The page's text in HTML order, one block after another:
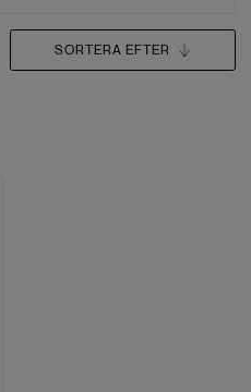
SORTERA EFTER